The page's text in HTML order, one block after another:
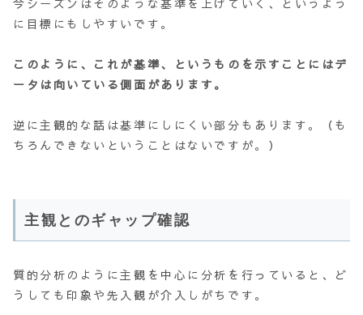
に目標にもしやすいです。
このように、これが基準、というものを示すことにはデ
ータは向いている側面があります。
逆に主観的な話は基準にしにくい部分もあります。（も
ちろんできないということはないですが。）
主観とのギャップ確認
質的分析のように主観を中心に分析を行っていると、ど
うしても印象や先入観が介入しがちです。